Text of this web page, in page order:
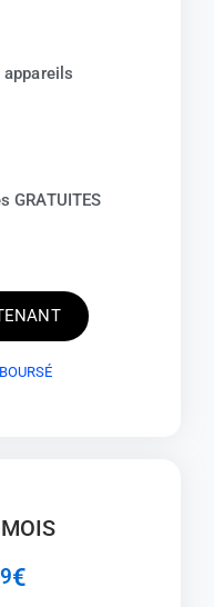
GRATUITES
€